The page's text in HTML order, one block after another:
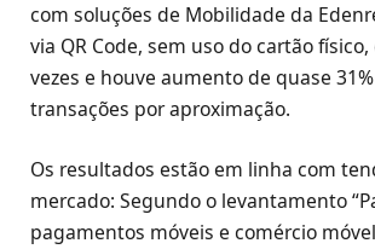
com soluções de Mobilidade da
via QR Code, sem uso do cartão
vezes e houve aumento de quase
transações por aproximação.
Os resultados estão em linha com
mercado: Segundo o levantamento
pagamentos móveis e comércio